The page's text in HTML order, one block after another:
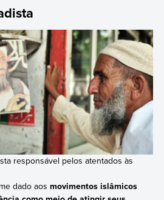
responsável pelos atentados às
dado aos movimentos islâmicos